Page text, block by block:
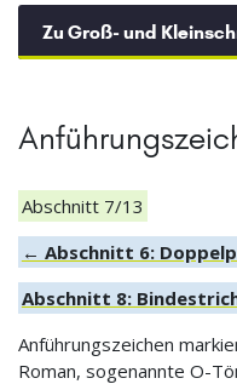
Zu Groß- und
Abschnitt 7/13
← Abschnitt 6:
Abschnitt 8:
Anführungszeichen
Roman, sogenannte O-